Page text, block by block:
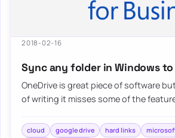
2018-02-16
Sync any folder in Windows to
OneDrive is great piece of software
of writing it misses some of the
cloud google drive hard links